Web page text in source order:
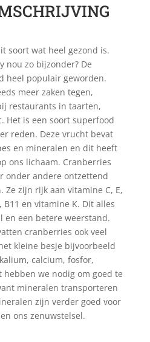
soort wat heel gezond is.
nou zo bijzonder? De
heel populair geworden.
meer zaken tegen,
restaurants in taarten,
Het is een soort superfood
reden. Deze vrucht bevat
en mineralen en dit heeft
ons lichaam. Cranberries
onder andere ontzettend
zijn rijk aan vitamine C, E,
B11 en vitamine K. Dit alles
en een betere weerstand.
cranberries ook veel
kleine besje bijvoorbeeld
calcium, fosfor,
hebben we nodig om goed te
mineralen transporteren
zijn verder goed voor
ons zenuwstelsel.